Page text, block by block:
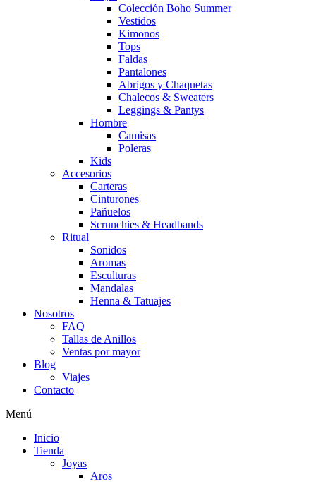
Colección Boho Summer
Vestidos
Kimonos
Tops
Faldas
Pantalones
Abrigos y Chaquetas
Chalecos & Sweaters
Leggings & Pantys
Hombre
Camisas
Poleras
Kids
Accesorios
Carteras
Cinturones
Pañuelos
Scrunchies & Headbands
Ritual
Sonidos
Aromas
Esculturas
Mandalas
Henna & Tatuajes
Nosotros
FAQ
Tallas de Anillos
Ventas por mayor
Blog
Viajes
Contacto
Menú
Inicio
Tienda
Joyas
Aros